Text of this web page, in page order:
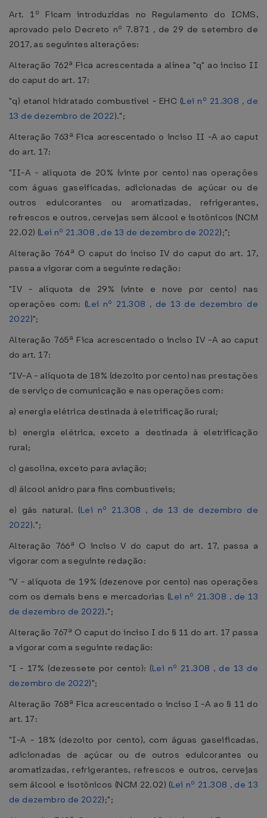
Art. 1º Ficam introduzidas no Regulamento do ICMS,
aprovado pelo Decreto nº 7.871 , de 29 de setembro de
2017, as seguintes alterações:
Alteração 762ª Fica acrescentada a alínea "q" ao inciso II
do caput do art. 17:
"q) etanol hidratado combustível - EHC (Lei nº 21.308 , de
13 de dezembro de 2022).";
Alteração 763ª Fica acrescentado o inciso II -A ao caput
do art. 17:
"II-A - alíquota de 20% (vinte por cento) nas operações
com águas gaseificadas, adicionadas de açúcar ou de
outros edulcorantes ou aromatizadas, refrigerantes,
refrescos e outros, cervejas sem álcool e isotônicos (NCM
22.02) (Lei nº 21.308 , de 13 de dezembro de 2022);";
Alteração 764ª O caput do inciso IV do caput do art. 17,
passa a vigorar com a seguinte redação:
"IV - alíquota de 29% (vinte e nove por cento) nas
operações com: (Lei nº 21.308 , de 13 de dezembro de
2022)";
Alteração 765ª Fica acrescentado o inciso IV -A ao caput
do art. 17:
"IV-A - alíquota de 18% (dezoito por cento) nas prestações
de serviço de comunicação e nas operações com:
a) energia elétrica destinada à eletrificação rural;
b) energia elétrica, exceto a destinada à eletrificação
rural;
c) gasolina, exceto para aviação;
d) álcool anidro para fins combustíveis;
e) gás natural. (Lei nº 21.308 , de 13 de dezembro de
2022).";
Alteração 766ª O inciso V do caput do art. 17, passa a
vigorar com a seguinte redação:
"V - alíquota de 19% (dezenove por cento) nas operações
com os demais bens e mercadorias (Lei nº 21.308 , de 13
de dezembro de 2022).";
Alteração 767ª O caput do inciso I do § 11 do art. 17 passa
a vigorar com a seguinte redação:
"I - 17% (dezessete por cento): (Lei nº 21.308 , de 13 de
dezembro de 2022)";
Alteração 768ª Fica acrescentado o inciso I -A ao § 11 do
art. 17:
"I-A - 18% (dezoito por cento), com águas gaseificadas,
adicionadas de açúcar ou de outros edulcorantes ou
aromatizadas, refrigerantes, refrescos e outros, cervejas
sem álcool e isotônicos (NCM 22.02) (Lei nº 21.308 , de 13
de dezembro de 2022);";